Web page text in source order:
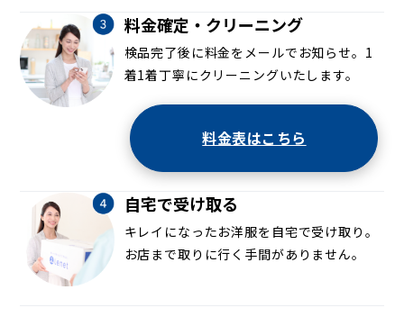
料金確定・クリーニング
検品完了後に料金をメールでお知らせ。1
着1着丁寧にクリーニングいたします。
料金表はこちら
自宅で受け取る
キレイになったお洋服を自宅で受け取り。
お店まで取りに行く手間がありません。